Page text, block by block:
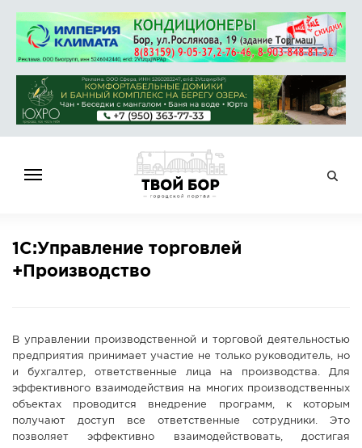
НОВОСТИ
СПРАВОЧНИК
АФИША
КАМЕРЫ
КОНКУРСЫ
1С:Управление торговлей
+Производство
В управлении производственной и торговой деятельностью
предприятия принимает участие не только руководитель, но
и бухгалтер, ответственные лица на производства. Для
эффективного взаимодействия на многих производственных
объектах проводится внедрение программ, к которым
получают доступ все ответственные сотрудники. Это
позволяет эффективно взаимодействовать, достигая